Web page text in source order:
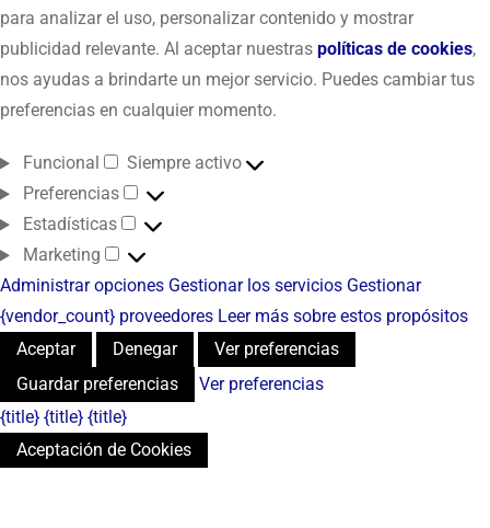
para analizar el uso, personalizar contenido y mostrar
publicidad relevante. Al aceptar nuestras políticas de cookies,
nos ayudas a brindarte un mejor servicio. Puedes cambiar tus
preferencias en cualquier momento.
Funcional
Siempre activo
Preferencias
Estadísticas
Marketing
Administrar opciones Gestionar los servicios Gestionar
{vendor_count} proveedores Leer más sobre estos propósitos
Aceptar
Denegar
Ver preferencias
Guardar preferencias
Ver preferencias
{title} {title} {title}
Aceptación de Cookies